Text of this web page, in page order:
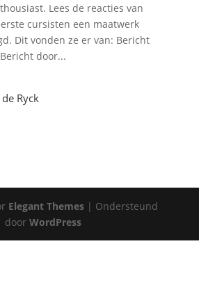
Lees de reacties van
cursisten een maatwerk
Dit vonden ze er van: Bericht
door...
Ryck
Elegant Themes| Ondersteund
door WordPress